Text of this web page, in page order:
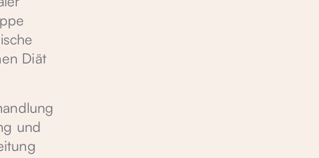
Diät
und